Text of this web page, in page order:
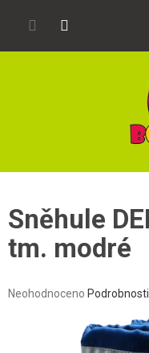
Sněhule
tm. modré
Průměrné
Neohodnoceno